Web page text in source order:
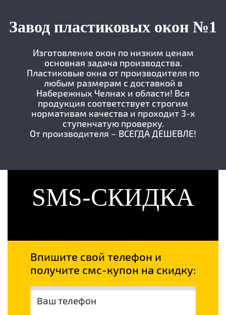
Завод пластиковых окон №1
Изготовление окон по низким ценам
основная задача производства.
Пластиковые окна от производителя по
любым размерам с доставкой в
Набережных Челнах и области! Вся
продукция соответствует строгим
нормативам качества и проходит 3-х
ступенчатую проверку.
От производителя – ВСЕГДА ДЕШЕВЛЕ!
SMS-СКИДКА
Впишите свой телефон и
получите смс-купон на скидку: